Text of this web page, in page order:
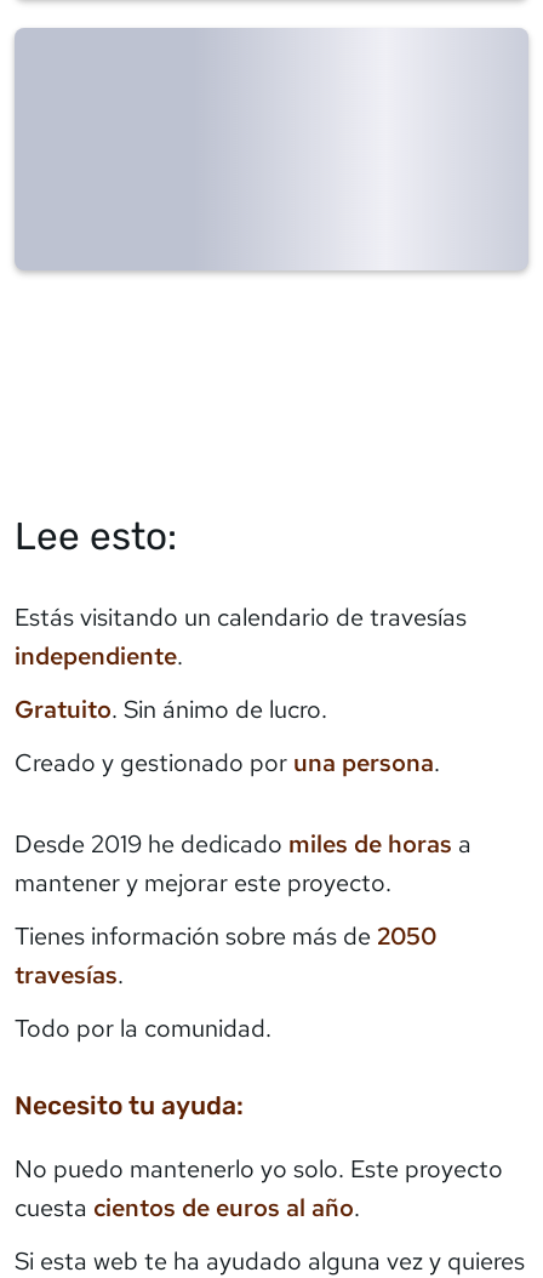
Lee esto:
Estás visitando un calendario de travesías
independiente.
Gratuito. Sin ánimo de lucro.
Creado y gestionado por una persona.
Desde 2019 he dedicado miles de horas a
mantener y mejorar este proyecto.
Tienes información sobre más de 2050
travesías.
Todo por la comunidad.
Necesito tu ayuda:
No puedo mantenerlo yo solo. Este proyecto
cuesta cientos de euros al año.
Si esta web te ha ayudado alguna vez y quieres